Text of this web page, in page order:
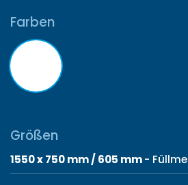
Farben
Größen
1550 x 750 mm / 605 mm-